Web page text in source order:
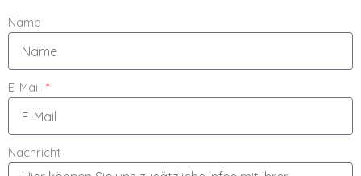
Name
E-Mail
Nachricht